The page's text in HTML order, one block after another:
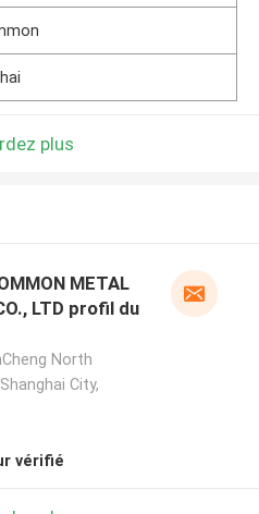
plus
METAL
LTD profil du
North
City,
vérifié